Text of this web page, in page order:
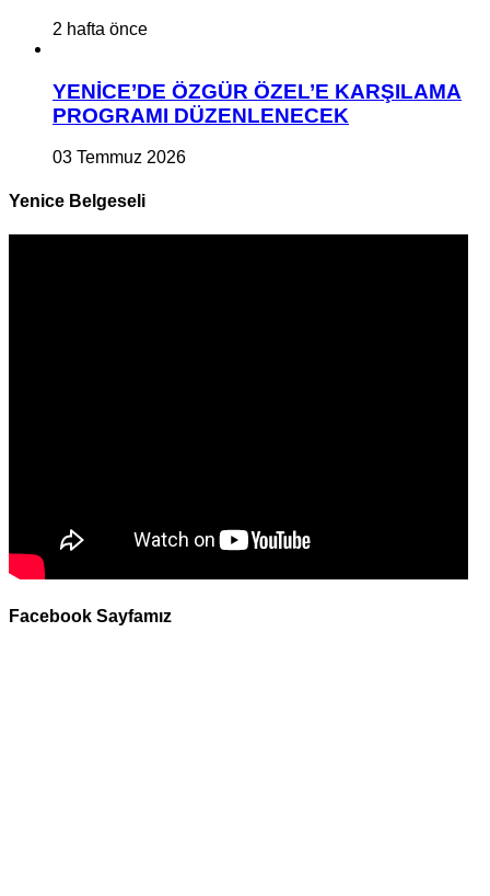
2 hafta önce
YENİCE’DE ÖZGÜR ÖZEL’E KARŞILAMA
PROGRAMI DÜZENLENECEK
03 Temmuz 2026
Yenice Belgeseli
Facebook Sayfamız